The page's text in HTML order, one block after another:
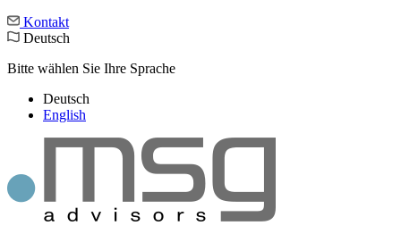
Kontakt
Deutsch
Bitte wählen Sie Ihre Sprache
Deutsch
English